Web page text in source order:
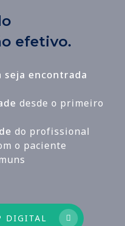
efetivo.
seja encontrada
desde o primeiro
do profissional
o paciente
DIGITAL